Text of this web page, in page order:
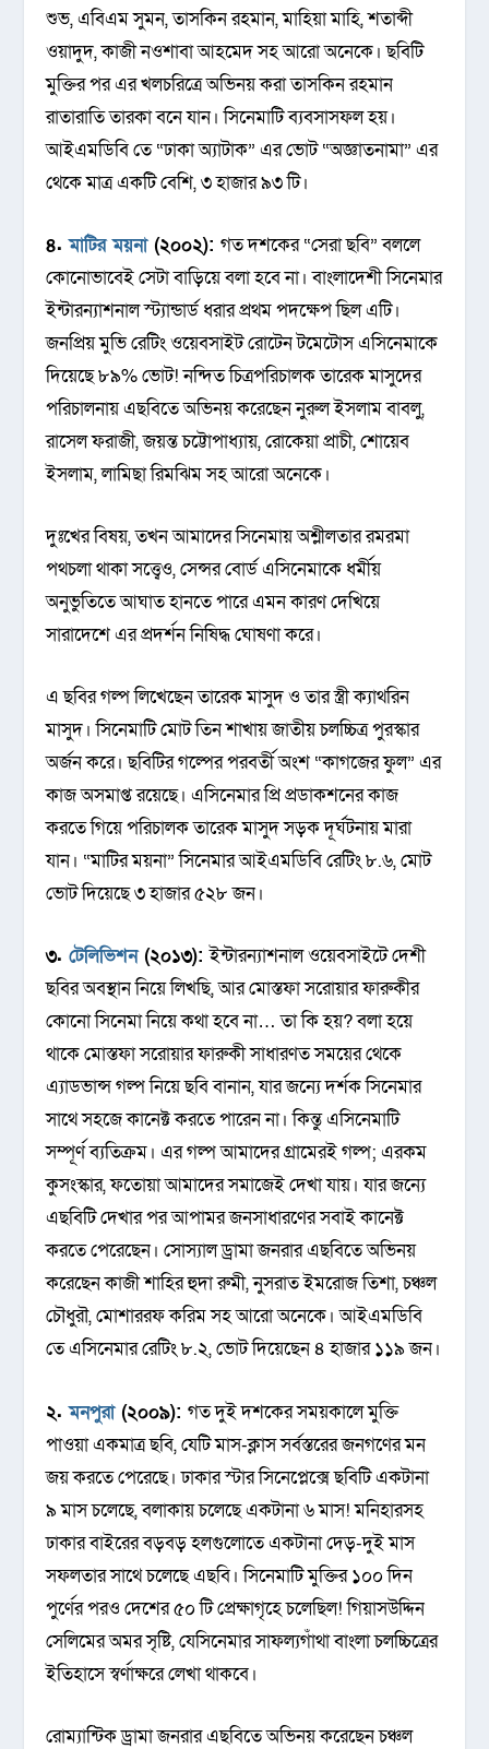
শুভ, এবিএম সুমন, তাসকিন রহমান, মাহিয়া মাহি, শতাব্দী
ওয়াদুদ, কাজী নওশাবা আহমেদ সহ আরো অনেকে। ছবিটি
মুক্তির পর এর খলচরিত্রে অভিনয় করা তাসকিন রহমান
রাতারাতি তারকা বনে যান। সিনেমাটি ব্যবসাসফল হয়।
আইএমডিবি তে “ঢাকা অ্যাটাক” এর ভোট “অজ্ঞাতনামা” এর
থেকে মাত্র এক‌টি বেশি, ৩ হাজার ৯৩ টি।
৪.মাটির ময়না(২০০২):গত দশকের “সেরা ছবি” বললে
কোনোভাবেই সেটা বাড়িয়ে বলা হবে না। বাংলাদেশী সিনেমার
ইন্টারন্যাশনাল স্ট্যান্ডার্ড ধরার প্রথম পদক্ষেপ ছিল এটি।
জনপ্রিয় মুভি রেটিং ওয়েবসাইট রোটেন টমেটোস এসিনেমাকে
দিয়েছে ৮৯% ভোট! নন্দিত চিত্রপরিচালক তারেক মাসুদের
পরিচালনায় এছবিতে অভিনয় করেছেন নুরুল ইসলাম বাবলু,
রাসেল ফরাজী, জয়ন্ত চট্টোপাধ্যায়, রোকেয়া প্রাচী, শোয়েব
ইসলাম, লামিছা রিমঝিম সহ আরো অনেকে।
দুঃখের বিষয়, তখন আমাদের সিনেমায় অশ্লীলতার রমরমা
পথচলা থাকা সত্ত্বেও, সেন্সর বোর্ড এসিনেমাকে ধর্মীয়
অনুভুতিতে আঘাত হানতে পারে এমন কারণ দেখিয়ে
সারাদেশে এর প্রদর্শন নিষিদ্ধ ঘোষণা করে।
এ ছবির গল্প লিখেছেন তারেক মাসুদ ও তার স্ত্রী ক্যাথরিন
মাসুদ। সিনেমাটি মোট তিন শাখায় জাতীয় চলচ্চিত্র পুরস্কার
অর্জন করে। ছবিটির গল্পের পরবর্তী অংশ “কাগজের ফুল” এর
কাজ অসমাপ্ত রয়েছে। এসিনেমার প্রি প্রডাকশনের কাজ
করতে গিয়ে পরিচালক তারেক মাসুদ সড়ক দূর্ঘটনায় মারা
যান। “মাটির ময়না” সিনেমার আইএমডিবি রেটিং ৮.৬, মোট
ভোট দিয়েছে ৩ হাজার ৫২৮ জন।
৩.টেলিভিশন(২০১৩):ইন্টারন্যাশনাল ওয়েবসাইটে দেশী
ছবির অবস্থান নিয়ে লিখছি, আর মোস্তফা সরোয়ার ফারুকীর
কোনো সিনেমা নিয়ে কথা হবে না… তা কি হয়? বলা হয়ে
থাকে মোস্তফা সরোয়ার ফারুকী সাধারণত সময়ের থেকে
এ্যাডভান্স গল্প নিয়ে ছবি বানান, যার জন্যে দর্শক সিনেমার
সাথে সহজে কানেক্ট করতে পারেন না। কিন্তু এসিনেমাটি
সম্পূর্ণ ব্যতিক্রম। এর গল্প আমাদের গ্রামেরই গল্প; এরকম
কুসংস্কার, ফতোয়া আমাদের সমাজেই দেখা যায়। যার জন্যে
এছবিটি দেখার পর আপামর জনসাধারণের সবাই কানেক্ট
করতে পেরেছেন। সোস্যাল ড্রামা জনরার এছবিতে অভিনয়
করেছেন কাজী শাহির হুদা রুমী, নুসরাত ইমরোজ তিশা, চঞ্চল
চৌধুরৗ, মোশাররফ করিম সহ আরো অনেকে। আইএমডিবি
তে এসিনেমার রেটিং ৮.২, ভোট দিয়েছেন ৪ হাজার ১১৯ জন।
২.মনপুরা(২০০৯):গত দুই দশকের সময়কালে মুক্তি
পাওয়া একমাত্র ছবি, যেটি মাস-ক্লাস সর্বস্তরের জনগণের মন
জয় করতে পেরেছে। ঢাকার স্টার সিনেপ্লেক্সে ছবিটি একটানা
৯ মাস চলেছে, বলাকায় চলেছে একটানা ৬ মাস! মনিহারসহ
ঢাকার বাইরের বড়বড় হলগুলোতে একটানা দেড়-দুই মাস
সফলতার সাথে চলেছে এছবি। সিনেমাটি মুক্তির ১০০ দিন
পুর্ণের পরও দেশের ৫০ টি প্রেক্ষাগৃহে চলেছিল! গিয়াসউদ্দিন
সেলিমের অমর সৃষ্টি, যেসিনেমার সাফল্যগাঁথা বাংলা চলচ্চিত্রের
ইতিহাসে স্বর্ণাক্ষরে লেখা থাকবে।
রোম্যান্টিক ড্রামা জনরার এছবিতে অভিনয় করেছেন চঞ্চল